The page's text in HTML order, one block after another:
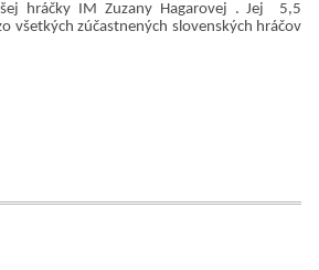
hráčky IM Zuzany Hagarovej . Jej 5,5
všetkých zúčastnených slovenských hráčov